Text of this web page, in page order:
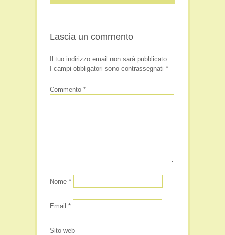
Lascia un commento
Il tuo indirizzo email non sarà pubblicato.
I campi obbligatori sono contrassegnati *
Commento *
Nome *
Email *
Sito web